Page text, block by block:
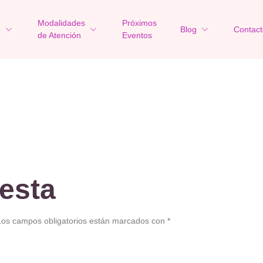
Modalidades
de Atención
Próximos
Eventos
Blog
campos obligatorios están marcados con *